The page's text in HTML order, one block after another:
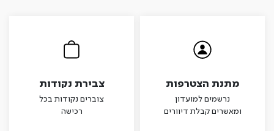
מתנת הצטרפות
נרשמים למועדון
ומאשרים קבלת דיוורים
צבירת נקודות
צוברים נקודות בכל
רכישה